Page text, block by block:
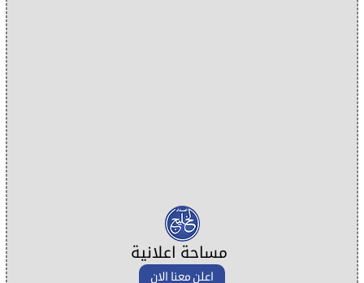
مساحة اعلانية
اعلن معنا الان